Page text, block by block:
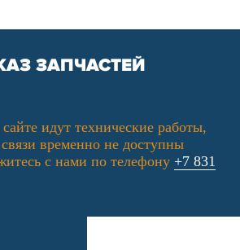
ЗАПЧАСТЕЙ
идут технические работы,
временно не доступны
с нами по телефону +7 831